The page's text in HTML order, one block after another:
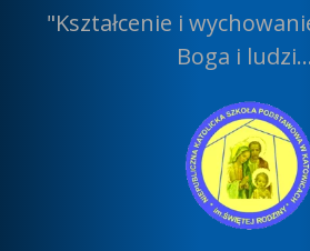
"Kształcenie i
Boga i